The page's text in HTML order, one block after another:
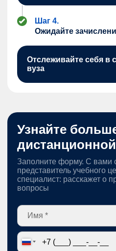
Шаг 4.
Ожидайте
Отслеживайте себя в
вуза
Узнайте
Заполните форму. С вами
представитель учебного
специалист: расскажет о
вопросы